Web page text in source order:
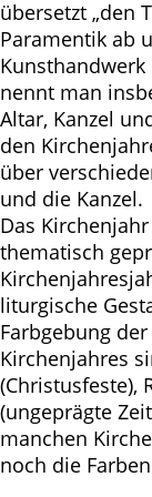
übersetzt „den
Paramentik ab
Kunsthandwerk
nennt man
Altar, Kanzel
den
über
und die Kanzel.
Das
thematisch
liturgische
Farbgebung
Kirchenjahres
(Christusfeste),
(ungeprägte
manchen
noch die